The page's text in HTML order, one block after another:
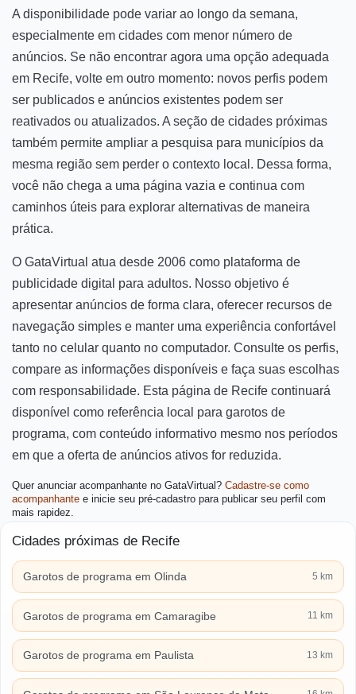
A disponibilidade pode variar ao longo da semana,
especialmente em cidades com menor número de
anúncios. Se não encontrar agora uma opção adequada
em Recife, volte em outro momento: novos perfis podem
ser publicados e anúncios existentes podem ser
reativados ou atualizados. A seção de cidades próximas
também permite ampliar a pesquisa para municípios da
mesma região sem perder o contexto local. Dessa forma,
você não chega a uma página vazia e continua com
caminhos úteis para explorar alternativas de maneira
prática.
O GataVirtual atua desde 2006 como plataforma de
publicidade digital para adultos. Nosso objetivo é
apresentar anúncios de forma clara, oferecer recursos de
navegação simples e manter uma experiência confortável
tanto no celular quanto no computador. Consulte os perfis,
compare as informações disponíveis e faça suas escolhas
com responsabilidade. Esta página de Recife continuará
disponível como referência local para garotos de
programa, com conteúdo informativo mesmo nos períodos
em que a oferta de anúncios ativos for reduzida.
Quer anunciar acompanhante no GataVirtual? Cadastre-se como
acompanhante e inicie seu pré-cadastro para publicar seu perfil com
mais rapidez.
Cidades próximas de Recife
Garotos de programa em Olinda 5 km
Garotos de programa em Camaragibe 11 km
Garotos de programa em Paulista 13 km